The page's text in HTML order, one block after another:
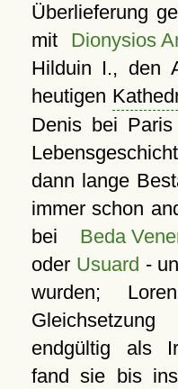
Überlieferung
mit Dionysios
Hilduin I., den
heutigen
Denis bei
dann lange
immer schon
bei Beda
oder Usuard -
wurden;
endgültig als
fand sie bis